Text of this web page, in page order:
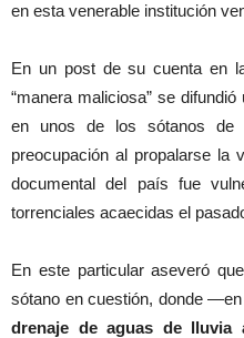
en esta venerable institución
En un post de su cuenta en
“manera maliciosa” se
en unos de los sótanos de
preocupación al propalarse la
documental del país fue
torrenciales acaecidas el
En este particular aseveró
sótano en cuestión, donde
drenaje de aguas de lluvia